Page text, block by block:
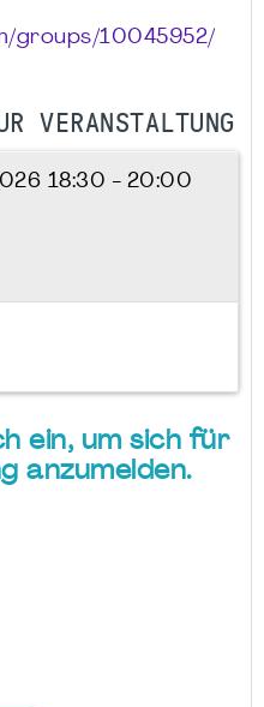
groups/10045952/
VERANSTALTUNG
18:30 - 20:00
ein, um sich für
anzumelden.